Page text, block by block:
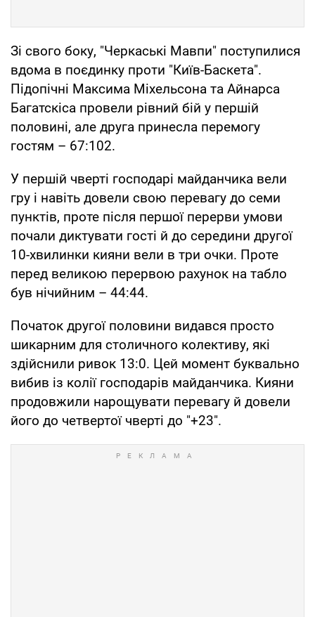
Зі свого боку, "Черкаські Мавпи" поступилися
вдома в поєдинку проти "Київ-Баскета".
Підопічні Максима Міхельсона та Айнарса
Багатскіса провели рівний бій у першій
половині, але друга принесла перемогу
гостям – 67:102.
У першій чверті господарі майданчика вели
гру і навіть довели свою перевагу до семи
пунктів, проте після першої перерви умови
почали диктувати гості й до середини другої
10-хвилинки кияни вели в три очки. Проте
перед великою перервою рахунок на табло
був нічийним – 44:44.
Початок другої половини видався просто
шикарним для столичного колективу, які
здійснили ривок 13:0. Цей момент буквально
вибив із колії господарів майданчика. Кияни
продовжили нарощувати перевагу й довели
його до четвертої чверті до "+23".